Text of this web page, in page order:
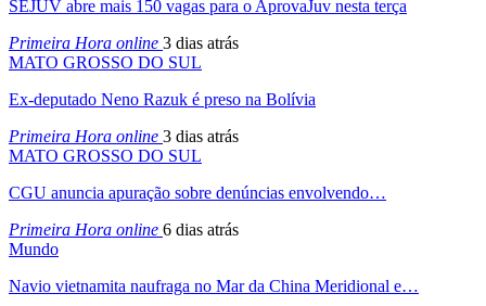
SEJUV abre mais 150 vagas para o AprovaJuv nesta terça
Primeira Hora online 3 dias atrás
MATO GROSSO DO SUL
Ex-deputado Neno Razuk é preso na Bolívia
Primeira Hora online 3 dias atrás
MATO GROSSO DO SUL
CGU anuncia apuração sobre denúncias envolvendo…
Primeira Hora online 6 dias atrás
Mundo
Navio vietnamita naufraga no Mar da China Meridional e…